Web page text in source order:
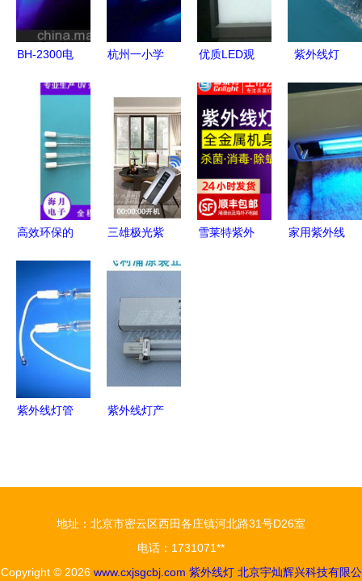
BH-2300电
测的理想之
选
杭州一小学
生受伤，紫
外消毒千万
注意这些！
优质LED观
业光源的最
佳选择
紫外线灯
士”，你了
解多少？
高效环保的
外线杀菌
UV灯 直管
灯管批发新
选择
三雄极光紫
都需要它
雪莱特紫外
家用紫外线
紫外线灯管
紫外线灯产
南
地址：北京市密云区西田各庄镇河北路31号D26室
电话：1731071**
Copyright © 2026 www.cxjsgcbj.com 紫外线灯 北京宇灿辉兴科技有限公